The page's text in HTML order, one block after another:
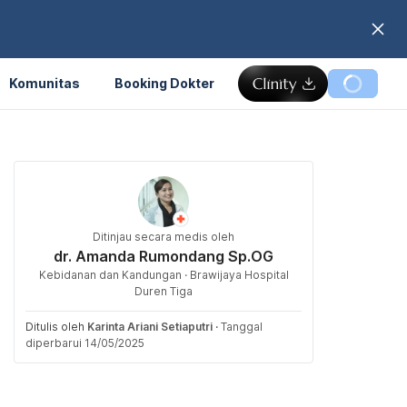
Komunitas Booking Dokter
Ditinjau secara medis oleh
dr. Amanda Rumondang Sp.OG
Kebidanan dan Kandungan · Brawijaya Hospital
Duren Tiga
Ditulis oleh Karinta Ariani Setiaputri · Tanggal
diperbarui 14/05/2025